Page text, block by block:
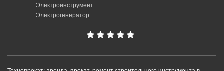
Электроинструмент
Электрогенератор